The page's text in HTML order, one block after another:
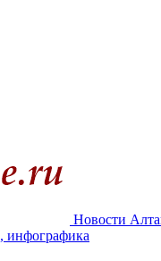
Новости
инфографика